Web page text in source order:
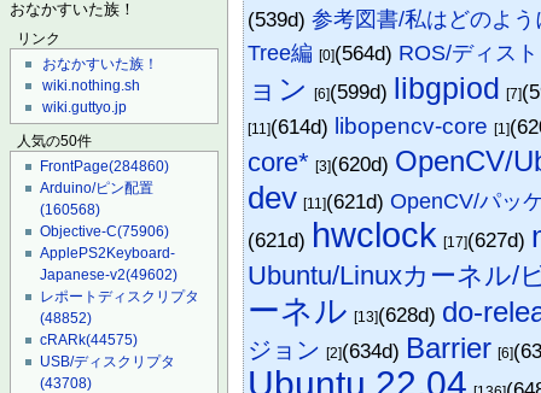
おなかすいた族！
リンク
おなかすいた族！
wiki.nothing.sh
wiki.guttyo.jp
人気の50件
FrontPage(284860)
Arduino/ピン配置
(160568)
Objective-C(75906)
ApplePS2Keyboard-
Japanese-v2(49602)
レポートディスクリプタ
(48852)
cRARk(44575)
USB/ディスクリプタ
(43708)
(539d)参考図書/私はどのよ
Tree編 [0](564d) ROS/ディス
ョン [6](599d) libgpiod [7]
[11](614d) libopencv-core [1]
core* [3](620d) OpenCV/
dev [11](621d)OpenCV/パッ
(621d) hwclock [17](627d)
Ubuntu/Linuxカーネル/
ーネル [13](628d) do-
ジョン [2](634d) Barrier [6]
Ubuntu 22.04